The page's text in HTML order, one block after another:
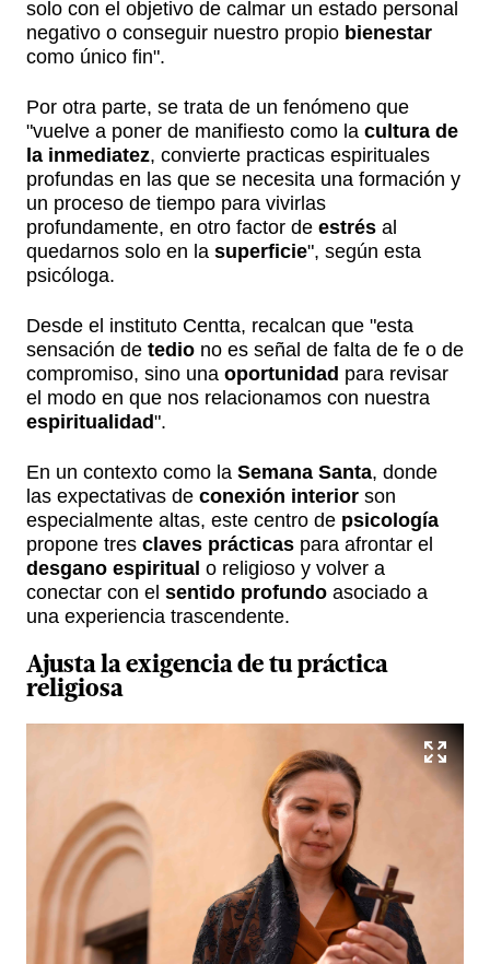
solo con el objetivo de calmar un estado personal
negativo o conseguir nuestro propio bienestar
como único fin".
Por otra parte, se trata de un fenómeno que
"vuelve a poner de manifiesto como la cultura de
la inmediatez, convierte practicas espirituales
profundas en las que se necesita una formación y
un proceso de tiempo para vivirlas
profundamente, en otro factor de estrés al
quedarnos solo en la superficie", según esta
psicóloga.
Desde el instituto Centta, recalcan que "esta
sensación de tedio no es señal de falta de fe o de
compromiso, sino una oportunidad para revisar
el modo en que nos relacionamos con nuestra
espiritualidad".
En un contexto como la Semana Santa, donde
las expectativas de conexión interior son
especialmente altas, este centro de psicología
propone tres claves prácticas para afrontar el
desgano espiritual o religioso y volver a
conectar con el sentido profundo asociado a
una experiencia trascendente.
Ajusta la exigencia de tu práctica
religiosa